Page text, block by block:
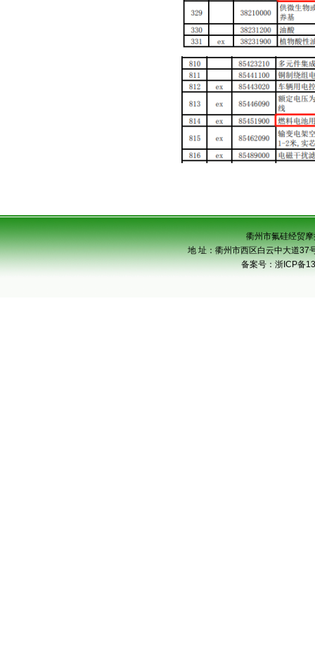
衢州市氟硅经贸
地 址：衢州市西区白云中大道
备案号： 浙ICP备